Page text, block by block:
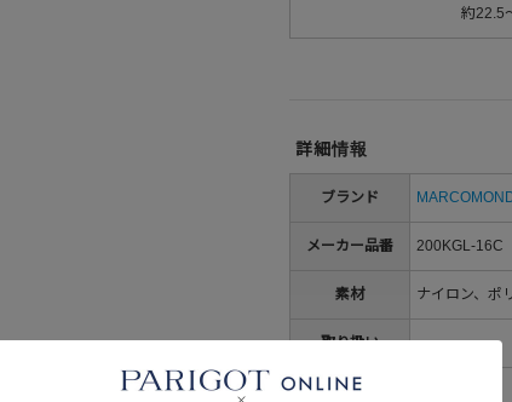
約22.5
詳細情報
ブランド
メーカー品番 200KGL-16C
素材 ナイロン、ポ
取り扱い
生産国